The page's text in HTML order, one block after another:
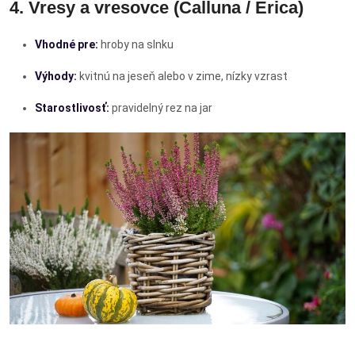
4. Vresy a vresovce (Calluna / Erica)
Vhodné pre: hroby na slnku
Výhody: kvitnú na jeseň alebo v zime, nízky vzrast
Starostlivosť: pravidelný rez na jar